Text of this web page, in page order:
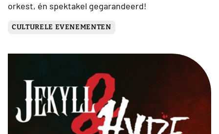
orkest, én spektakel gegarandeerd!
CULTURELE EVENEMENTEN